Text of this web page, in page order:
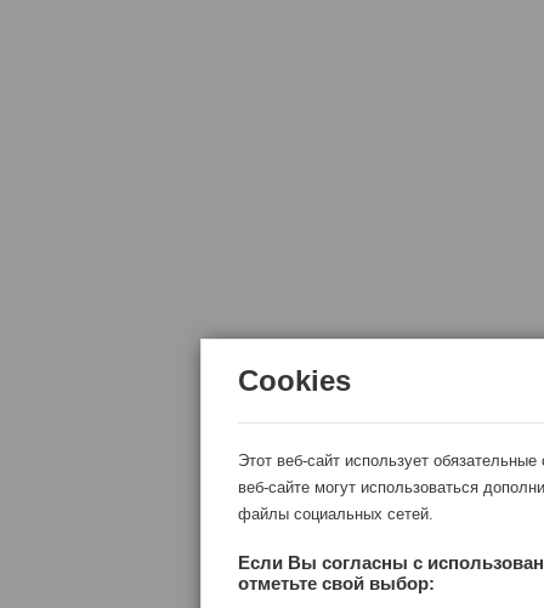
Cookies
Этот веб-сайт использует
веб-сайте могут использоваться
файлы социальных сетей.
Если Вы согласны с
отметьте свой выбор: